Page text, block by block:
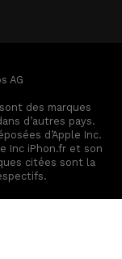
AG
des marques
d’autres pays.
d’Apple Inc.
Inc iPhon.fr et son
citées sont la